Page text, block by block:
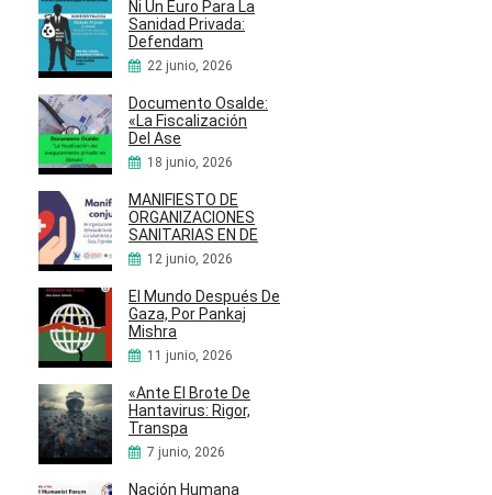
Ni Un Euro Para La
Sanidad Privada:
Defendam
22 junio, 2026
Documento Osalde:
«La Fiscalización
Del Ase
18 junio, 2026
MANIFIESTO DE
ORGANIZACIONES
SANITARIAS EN DE
12 junio, 2026
El Mundo Después De
Gaza, Por Pankaj
Mishra
11 junio, 2026
«Ante El Brote De
Hantavirus: Rigor,
Transpa
7 junio, 2026
Nación Humana